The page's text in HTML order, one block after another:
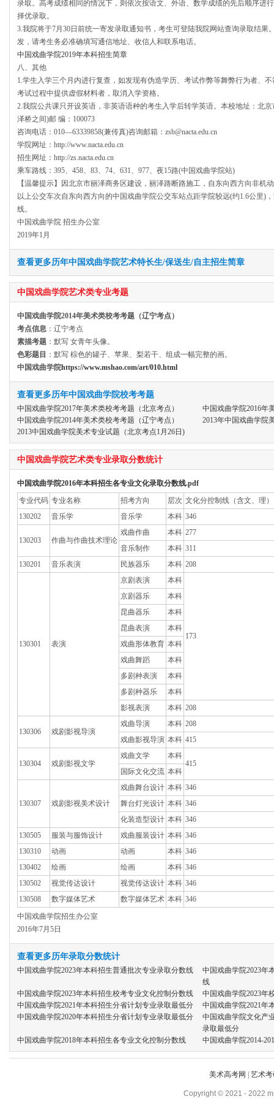
录取。高考成绩相同的情况下，则依次按语文、外语、数学成绩的先后顺序进
择优录取。
3.我院将于7月30日前统一寄发录取通知书，考生可登陆我院网站查询录取结果
发，请考生务必准确填写通信地址、收信人和联系电话。
中国戏曲学院2019年本科招生简章
八、其他
1.学生入学三个月内进行复查，如发现有伪造学历、考试作弊等舞弊行为者、
考试过程中提供虚假材料者，取消入学资格。
2.我院公共课只开设英语，非英语语种的考生入学后转学英语。本校地址：北
泽桥之间)邮 编：100073
咨询电话：010—63339858(兼传真)咨询邮箱：zsb@nacta.edu.cn
学院网址：http://www.nacta.edu.cn
招生网址：http://zs.nacta.edu.cn
乘车路线：395、458、83、74、631、977、夜15路(中国戏曲学院站)
【温馨提示】因北京市丽泽商务区建设，丽泽路断路施工，自东向西方向非机
以上公交车次自东向西方向的中国戏曲学院公交车站点距学院较远(约1.6公里)
线。
中国戏曲学院 招生办公室
2019年1月
查看更多历年中国戏曲学院艺术特长生/保送生/自主招生简章
中国戏曲学院艺术类专业考题
中国戏曲学院2014年美术类校考考题（辽宁考点）
考点信息 ：辽宁考点
素描考题 ：默写 女青年头像。
色彩题目 ：默写 棕色的罐子、苹果、梨若干、组成一幅完整的画。
中国戏曲学院https://www.mshao.com/art/010.html
查看更多历年中国戏曲学院校考考题
中国戏曲学院2017年美术类校考考题（北京考点）
中国戏曲学院2016年
中国戏曲学院2014年美术类校考考题（辽宁考点）
2013年中国戏曲学院
2013中国戏曲学院美术专业试题（北京考点1月26日)
中国戏曲学院艺术类专业录取分数统计
中国戏曲学院2016年本科招生各专业文化录取分数线.pdf
专业代码 专业名称 招考方向 层次 文化分控制线（含文、理）
130202
音乐学 音乐学 本科 346
130203 作曲与作曲技术理论
戏曲作曲 本科 277
音乐制作
本科 311
130201
音乐表演 民族器乐 本科 208
130301 表演
京剧表演 本科
173
京剧器乐
本科
昆曲器乐
本科
昆曲表演
本科
戏曲形体教育 本科
戏曲舞蹈
本科
多剧种表演
本科
多剧种器乐
本科
影视表演
本科 208
130306 戏剧影视导演
戏曲导演 本科 208
戏曲影视导演 本科 415
130304 戏剧影视文学
戏曲文学
本科
415
国际文化交流 本科
130307 戏剧影视美术设计
戏曲舞台设计 本科 346
舞台灯光设计 本科 346
化装造型设计 本科 346
130505
服装与服饰设计 戏曲服装设计 本科 346
130310
动画 动画 本科 346
130402
绘画 绘画 本科 346
130502
视觉传达设计 视觉传达设计 本科 346
130508
数字媒体艺术 数字媒体艺术 本科 346
中国戏曲学院招生办公室
2016年7月5日
查看更多历年录取分数统计
中国戏曲学院2023年本科招生普通批次专业录取分数线
中国戏曲学院2023年
线
中国戏曲学院2023年本科招生校考专业文化控制分数线
中国戏曲学院2023年
中国戏曲学院2021年本科招生分省计划专业录取最低分
中国戏曲学院2021年
中国戏曲学院2020年本科招生分省计划专业录取最低分
中国戏曲学院文化产
录取最低分
中国戏曲学院2018年本科招生各专业文化控制分数线
中国戏曲学院2014-
美术高考网 艺术
Copyright©2021 - 2022